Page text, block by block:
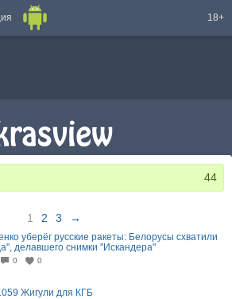
18+
44
1 2 3 →
уберёг русские ракеты: Белорусы схватили
делавшего снимки "Искандера"
0 0
Жигули для КГБ